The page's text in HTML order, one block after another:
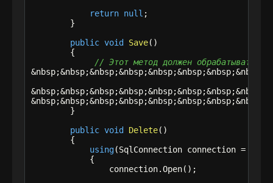
return null ;
        }
public void Save()
        {
// Этот метод должен обрабатывать
        }
public void Delete()
        {
using(SqlConnection connection =
            {
                connection.Open();